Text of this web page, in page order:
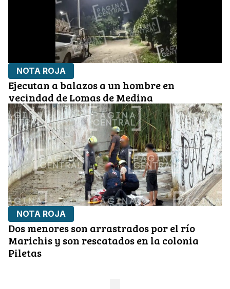
NOTA ROJA
Ejecutan a balazos a un hombre en
vecindad de Lomas de Medina
NOTA ROJA
Dos menores son arrastrados por el río
Marichis y son rescatados en la colonia
Piletas